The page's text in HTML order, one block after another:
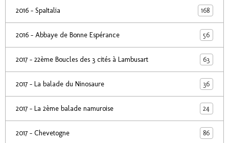
2016 - SpaItalia 168
2016 - Abbaye de Bonne Espérance 56
2017 - 22ème Boucles des 3 cités à Lambusart 63
2017 - La balade du Ninosaure 36
2017 - La 2ème balade namuroise 24
2017 - Chevetogne 86